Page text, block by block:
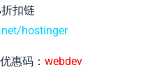
扣链
hostinger
惠码： webdev